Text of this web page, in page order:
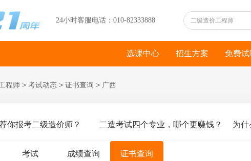
24小时客服电话：010-82333888
选课中心 招生方案 免费
程师 > 考试动态 > 证书查询 > 广西
报考二级造价师？ 二造考试四个专业，哪个更赚钱？ 为什
考试 成绩查询 证书查询